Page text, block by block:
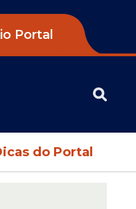
Portal
do Portal